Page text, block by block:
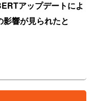
アップデートによ
響が見られたと